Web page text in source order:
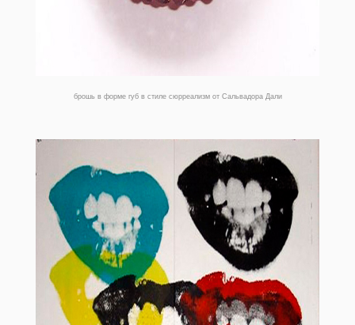
брошь в форме губ в стиле сюрреализм от Сальвадора Дали